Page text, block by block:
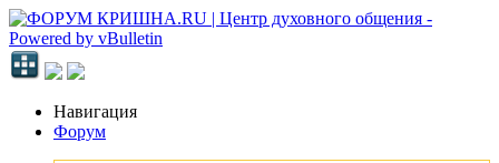
Навигация
Форум